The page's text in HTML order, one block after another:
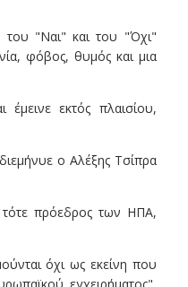
του "Ναι" και του "Όχι"
φόβος, θυμός και μια
έμεινε εκτός πλαισίου,
ο Αλέξης Τσίπρα
τότε πρόεδρος των ΗΠΑ,
όχι ως εκείνη που